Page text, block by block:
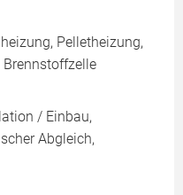
Pelletheizung,
Brennstoffzelle
/ Einbau,
Abgleich,